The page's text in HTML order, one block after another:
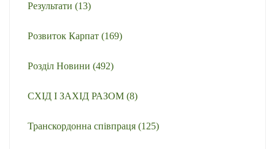
Результати (13)
Розвиток Карпат (169)
Розділ Новини (492)
СХІД І ЗАХІД РАЗОМ (8)
Транскордонна співпраця (125)